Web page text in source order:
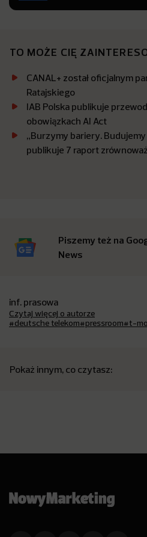
TO MOŻE CIĘ
CANAL+ został oficjalnym
Ratajskiego
IAB Polska publikuje
obowiązkach AI Act
„Burzymy bariery.
publikuje 7 raport
Piszemy też na
News
inf. prasowa
Czytaj więcej o autorze
#deutsche telekom#pressroom#t-
Pokaż innym, co czytasz: